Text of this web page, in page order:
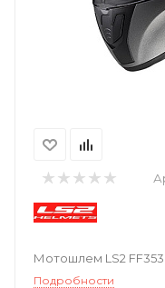
Мотошлем LS2
Подробности